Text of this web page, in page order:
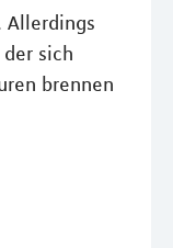
Allerdings
sich
brennen